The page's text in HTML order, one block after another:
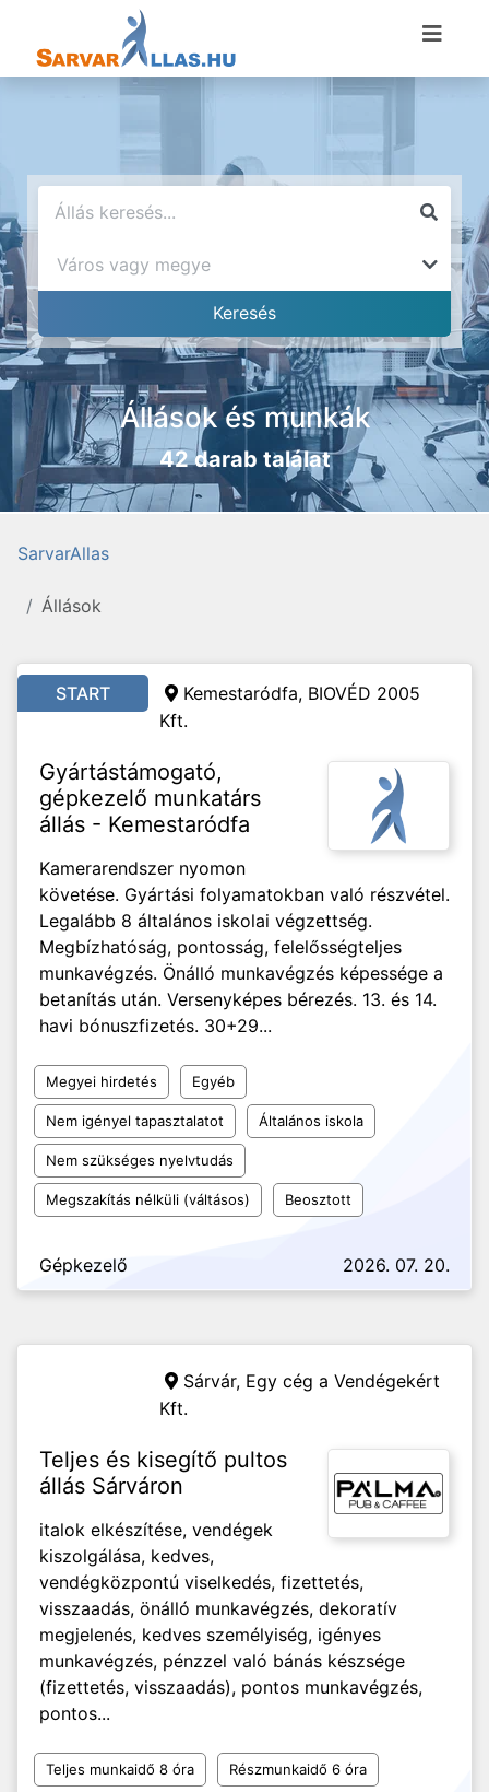
Állások és munkák
42 darab találat
SarvarAllas
Állások
START
Kemestaródfa, BIOVÉD 2005
Kft.
Gyártástámogató,
gépkezelő munkatárs
állás - Kemestaródfa
Kamerarendszer nyomon
követése. Gyártási folyamatokban való részvétel.
Legalább 8 általános iskolai végzettség.
Megbízhatóság, pontosság, felelősségteljes
munkavégzés. Önálló munkavégzés képessége a
betanítás után. Versenyképes bérezés. 13. és 14.
havi bónuszfizetés. 30+29...
Megyei hirdetés Egyéb
Nem igényel tapasztalatot Általános iskola
Nem szükséges nyelvtudás
Megszakítás nélküli (váltásos) Beosztott
Gépkezelő 2026. 07. 20.
Sárvár, Egy cég a Vendégekért
Kft.
Teljes és kisegítő pultos
állás Sárváron
italok elkészítése, vendégek
kiszolgálása, kedves,
vendégközpontú viselkedés, fizettetés,
visszaadás, önálló munkavégzés, dekoratív
megjelenés, kedves személyiség, igényes
munkavégzés, pénzzel való bánás készsége
(fizettetés, visszaadás), pontos munkavégzés,
pontos...
Teljes munkaidő 8 óra Részmunkaidő 6 óra